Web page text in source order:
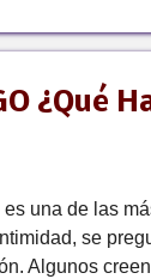
¿Qué
una de las
se
Algunos